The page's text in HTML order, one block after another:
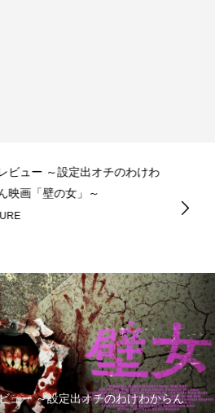
ュー ～設定出オチのわけわ
画「壁の女」～
ュー ～設定出オチのわけわからん